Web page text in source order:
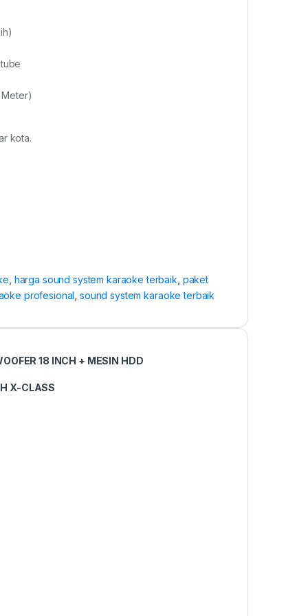
Meter)
kota.
harga sound system karaoke terbaik paket
profesional ,sound system karaoke terbaik
18 INCH + MESIN HDD
X-CLASS